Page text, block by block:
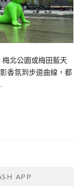
北公園或梅田藍天
香氛到步道曲線，都
APP